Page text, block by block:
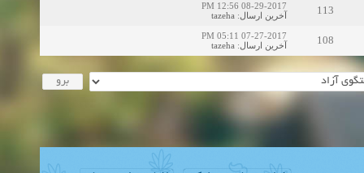
113
08-29-2017 12:56 PM
آخرین ارسال:
tazeha
108
07-27-2017 05:11 PM
آخرین ارسال:
tazeha